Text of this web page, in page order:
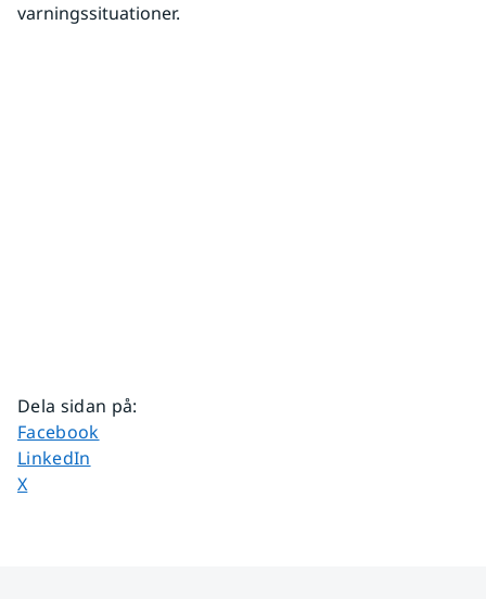
varningssituationer.
Dela sidan på:
Dela sidan på
Facebook
Dela sidan på
LinkedIn
Dela sidan på
X